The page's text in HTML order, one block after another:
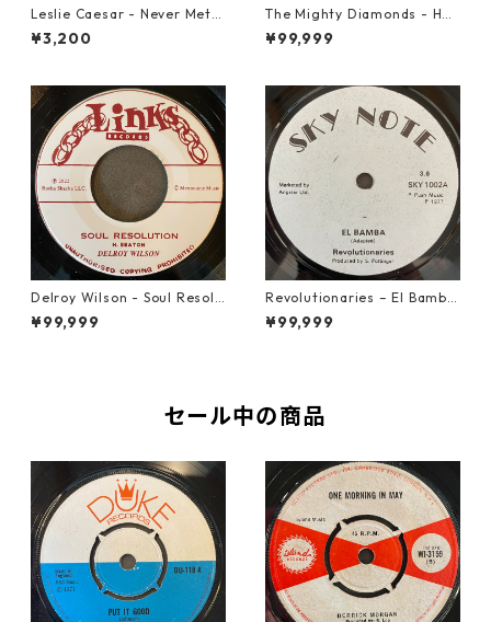
Leslie Caesar - Never Met A
Woman【12-50067】
¥3,200
The Mighty Diamonds - Hey
Girl【12-50053】
¥99,999
Delroy Wilson - Soul Resolu
tion【7-21935】
¥99,999
Revolutionaries – El Bamba
【7-21855】
¥99,999
セール中の商品